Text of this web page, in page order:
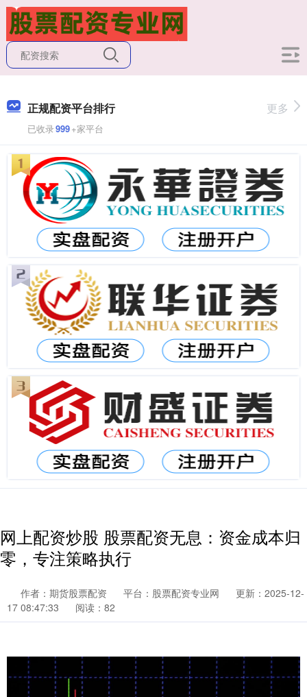
正规配资平台排行
已收录999+家平台
更多
网上配资炒股 股票配资无息：资金成本归
零，专注策略执行
作者：期货股票配资 平台：股票配资专业网
更新：2025-12-
17 08:47:33
阅读：82